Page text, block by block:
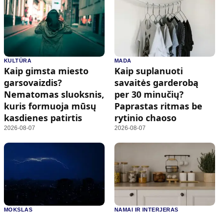
KULTŪRA
Kaip gimsta miesto
garsovaizdis?
Nematomas sluoksnis,
kuris formuoja mūsų
kasdienes patirtis
2026-08-07
MADA
Kaip suplanuoti
savaitės garderobą
per 30 minučių?
Paprastas ritmas be
rytinio chaoso
2026-08-07
MOKSLAS NAMAI IR INTERJERAS